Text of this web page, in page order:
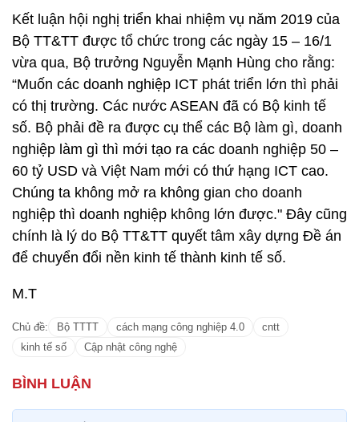
Kết luận hội nghị triển khai nhiệm vụ năm 2019 của
Bộ TT&TT được tổ chức trong các ngày 15 – 16/1
vừa qua, Bộ trưởng Nguyễn Mạnh Hùng cho rằng:
“Muốn các doanh nghiệp ICT phát triển lớn thì phải
có thị trường. Các nước ASEAN đã có Bộ kinh tế
số. Bộ phải đề ra được cụ thể các Bộ làm gì, doanh
nghiệp làm gì thì mới tạo ra các doanh nghiệp 50 –
60 tỷ USD và Việt Nam mới có thứ hạng ICT cao.
Chúng ta không mở ra không gian cho doanh
nghiệp thì doanh nghiệp không lớn được." Đây cũng
chính là lý do Bộ TT&TT quyết tâm xây dựng Đề án
để chuyển đổi nền kinh tế thành kinh tế số.
M.T
Chủ đề: Bộ TTTT cách mạng công nghiệp 4.0
cntt
kinh tế số
Cập nhật công nghệ